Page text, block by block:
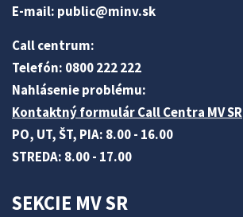
E-mail: public@minv.sk
Call centrum:
Telefón: 0800 222 222
Nahlásenie problému:
Kontaktný formulár Call Centra MV SR
PO, UT, ŠT, PIA: 8.00 - 16.00
STREDA: 8.00 - 17.00
SEKCIE MV SR